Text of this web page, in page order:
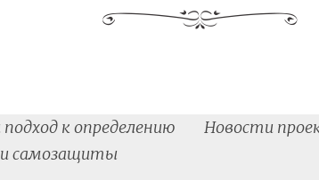
к определению
и самозащиты
Новости